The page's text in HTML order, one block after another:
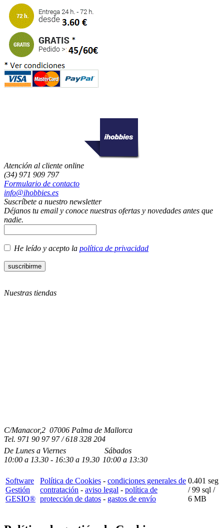
Atención al cliente online
(34) 971 909 797
Formulario de contacto
info@ihobbies.es
Suscríbete a nuestro newsletter
Déjanos tu email y conoce nuestras ofertas y novedades antes que
nadie.
He leído y acepto la política de privacidad
Nuestras tiendas
C/Manacor,2 07006 Palma de Mallorca
Tel. 971 90 97 97 / 618 328 204
De Lunes a Viernes
10:00 a 13.30 - 16:30 a 19.30
Sábados
10:00 a 13:30
Software
Gestión
GESIO®
Política de Cookies - condiciones generales de
contratación - aviso legal - política de
protección de datos - gastos de envío
0.401 seg
/99 sql /
6 MB